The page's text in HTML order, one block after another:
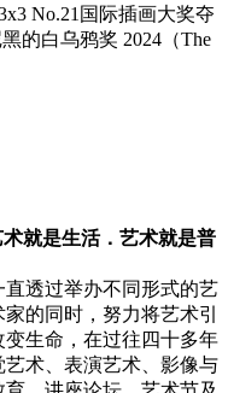
No.21国 际插画大奖夺
的白乌鸦奖 2024（The
术就是生活． 艺术就是普
直透过举办不同形式的艺
家的同 时 ，努力将艺术引
变生命，在过往四十多年
艺术 、表演艺术 、影像与